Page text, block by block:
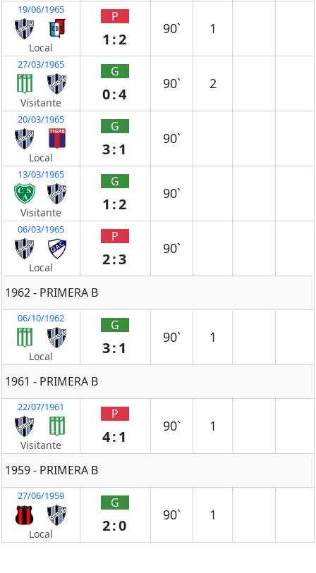
19/06/1965
Local
P
1:2
90` 1
27/03/1965
Visitante
G
0:4
90` 2
20/03/1965
Local
G
3:1
90`
13/03/1965
Visitante
G
1:2
90`
06/03/1965
Local
P
2:3
90`
1962 - PRIMERA B
06/10/1962
Local
G
3:1
90` 1
1961 - PRIMERA B
22/07/1961
Visitante
P
4:1
90` 1
1959 - PRIMERA B
27/06/1959
Local
G
2:0
90` 1